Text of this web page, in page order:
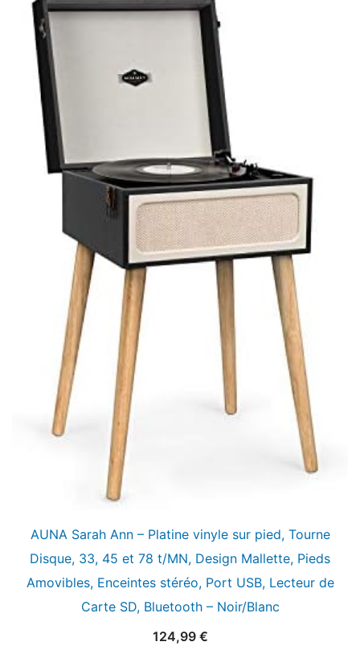
AUNA Sarah Ann – Platine vinyle sur pied, Tourne
Disque, 33, 45 et 78 t/MN, Design Mallette, Pieds
Amovibles, Enceintes stéréo, Port USB, Lecteur de
Carte SD, Bluetooth – Noir/Blanc
124,99 €